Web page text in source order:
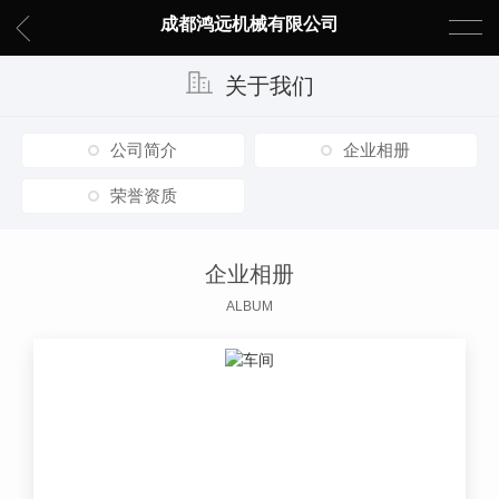
成都鸿远机械有限公司
关于我们
公司简介 企业相册
荣誉资质
企业相册
ALBUM